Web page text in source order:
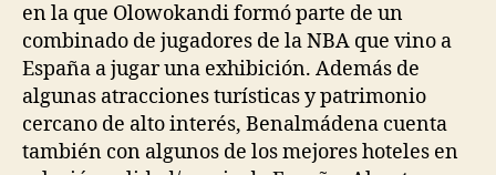
en la que Olowokandi formó parte de un
combinado de jugadores de la NBA que vino a
España a jugar una exhibición. Además de
algunas atracciones turísticas y patrimonio
cercano de alto interés, Benalmádena cuenta
también con algunos de los mejores hoteles en